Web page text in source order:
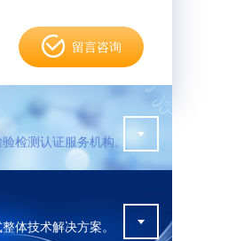
留言咨询
检测认证服务机构。
体技术解决方案。